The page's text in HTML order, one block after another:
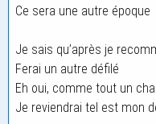
Ce sera une autre époque
Je sais qu’après je
Ferai un autre défilé
Eh oui, comme tout un
Je reviendrai tel est mon